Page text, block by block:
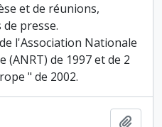
et de réunions,
presse.
l'Association Nationale
(ANRT) de 1997 et de 2
" de 2002.